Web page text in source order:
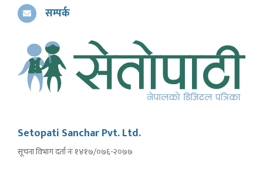
सम्पर्क
Setopati Sanchar Pvt. Ltd.
सूचना विभाग दर्ता नंः १४१७/०७६-२०७७